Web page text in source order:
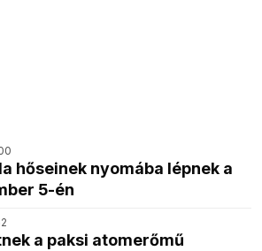
hőseinek nyomába lépnek a
5-én
a paksi atomerőmű